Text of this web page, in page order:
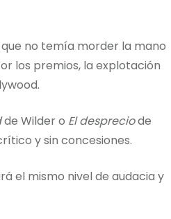
no temía morder la mano
los premios, la explotación
de Wilder o El despreciode
y sin concesiones.
el mismo nivel de audacia y